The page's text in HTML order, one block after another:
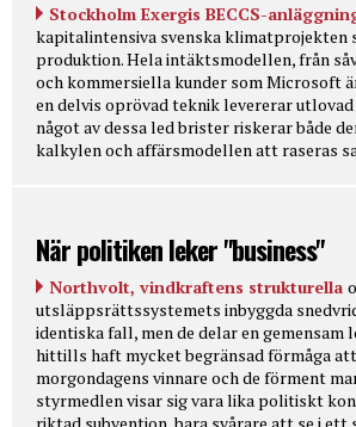
Stockholm Exergis BECCS-
kapitalintensiva svenska klimatprojekten
produktion. Hela intäktsmodellen, från
och kommersiella kunder som Microsoft
en delvis oprövad teknik levererar utlovad
något av dessa led brister riskerar både
kalkylen och affärsmodellen att raseras
När politiken leker "business"
Northvolt, vindkraftens strukturella
utsläppsrättssystemets inbyggda
identiska fall, men de delar en gemensam
hittills haft mycket begränsad förmåga
morgondagens vinnare och de förment
styrmedlen visar sig vara lika politiskt